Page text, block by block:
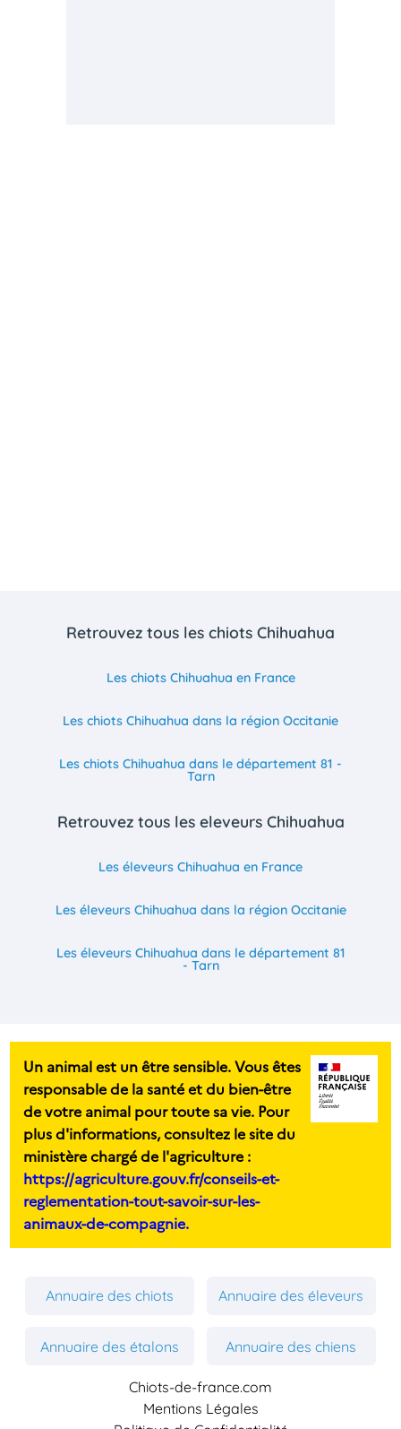
Retrouvez tous les chiots Chihuahua
Les chiots Chihuahua en France
Les chiots Chihuahua dans la région Occitanie
Les chiots Chihuahua dans le département 81 -
Tarn
Retrouvez tous les eleveurs Chihuahua
Les éleveurs Chihuahua en France
Les éleveurs Chihuahua dans la région Occitanie
Les éleveurs Chihuahua dans le département 81
- Tarn
Un animal est un être sensible. Vous êtes
responsable de la santé et du bien-être
de votre animal pour toute sa vie. Pour
plus d'informations, consultez le site du
ministère chargé de l'agriculture :
https://agriculture.gouv.fr/conseils-et-
reglementation-tout-savoir-sur-les-
animaux-de-compagnie.
Annuaire des chiots Annuaire des éleveurs
Annuaire des étalons Annuaire des chiens
Chiots-de-france.com
Mentions Légales